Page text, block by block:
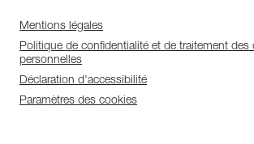
Mentions légales
Politique de confidentialité et de traitement des
personnelles
Déclaration d'accessibilité
Paramètres des cookies